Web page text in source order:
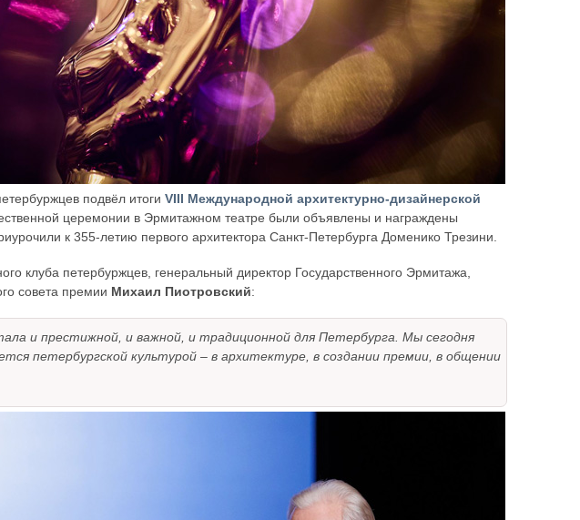
подвёл итогиVIII Международной архитектурно-дизайнерской
церемонии в Эрмитажном театре были объявлены и награждены
к 355-летию первого архитектора Санкт-Петербурга Доменико Трезини.
клуба петербуржцев, генеральный директор Государственного Эрмитажа,
совета премии Михаил Пиотровский:
и престижной, и важной, и традиционной для Петербурга. Мы сегодня
петербургской культурой – в архитектуре, в создании премии, в общении